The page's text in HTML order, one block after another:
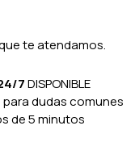
te atendamos.
7DISPONIBLE
dudas comunes
de 5 minutos